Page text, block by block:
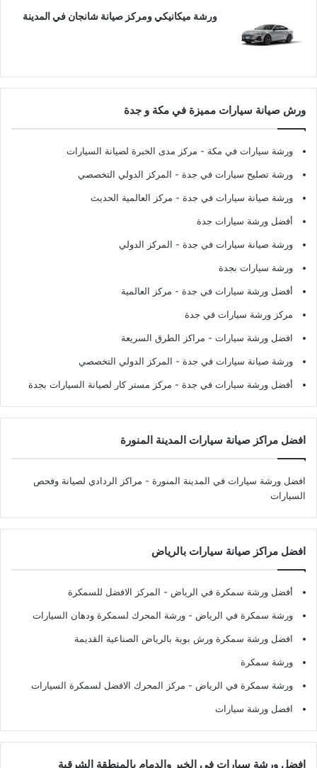
ورشة ميكانيكي ومركز صيانة شانجان في المدينة
ورش صيانة سيارات مميزة في مكة و جدة
ورشة سيارات في مكة - مركز مدى الخبرة لصيانة السيارات
ورشة تصليح سيارات في جدة - المركز الدولي التخصصي
ورشة صيانة سيارات في جدة - مركز العالمية الحديث
أفضل ورشة سيارات جدة
ورشة صيانة سيارات في جدة - المركز الدولي
ورشة سيارات بجدة
أفضل ورشة سيارات في جدة - مركز العالمية
مركز ورشة سيارات في جدة
افضل ورشة سيارات - مراكز الطرق السريعة
ورشة صيانة سيارات في جدة - المركز الدولي التخصصي
أفضل ورشة سيارات في جدة - مركز مستر كار لصيانة السيارات بجدة
افضل مراكز صيانة سيارات المدينة المنورة
افضل ورشة سيارات في المدينة المنورة - مراكز الردادي لصيانة وفحص
السيارات
افضل مراكز صيانة سيارات بالرياض
أفضل ورشة سمكرة في الرياض - المركز الافضل للسمكرة
ورشة سمكرة في الرياض - ورشة المحرك لسمكرة ودهان السيارات
افضل ورشة سمكرة ورش بوية بالرياض الصناعية القديمة
ورشة سمكرة
ورشة سمكرة في الرياض - مركز المحرك الافضل لسمكرة السيارات
افضل ورشة سيارات
افضل ورشة سيارات في الخبر والدمام بالمنطقة الشرقية